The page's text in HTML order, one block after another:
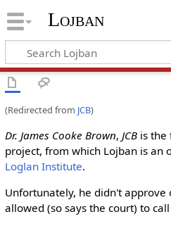
Lojban
(Redirected from JCB)
Dr. James Cooke Brown, JCBis the
project, from which Lojban is an
Loglan Institute.
Unfortunately, he didn't approve
allowed (so says the court) to